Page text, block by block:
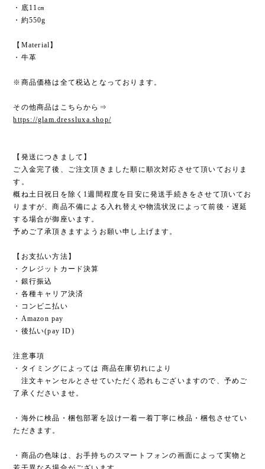
・底11㎝
・約550g
【Material】
・牛革
※商品価格は全て税込となっております。
その他商品はこちらから⇒
https://glam.dressluxa.shop/
【発送につきまして】
ご入金完了後、ご注文頂きました順に順次対応させて頂いておりま
す。
概ね土日祝日を除く1週間程度を目安に発送手続きをさせて頂いてお
りますが、商品不備による入れ替えや物流状況によって前後・遅延
する場合が御座います。
予めご了承頂きますようお願い申し上げます。
【お支払い方法】
・クレジットカード決算
・銀行振込
・各種キャリア決済
・コンビニ払い
・Amazon pay
・後払い(pay ID)
注意事項
・タイミングによっては 商品在庫切れにより
注文キャンセルとさせていただく恐れもございますので、予めご
了承くださいませ。
・海外に検品・梱包部署を設け一着一着丁寧に検品・梱包させてい
ただきます。
・商品の色味は、お手持ちのスマートフォンの画面によって実物と